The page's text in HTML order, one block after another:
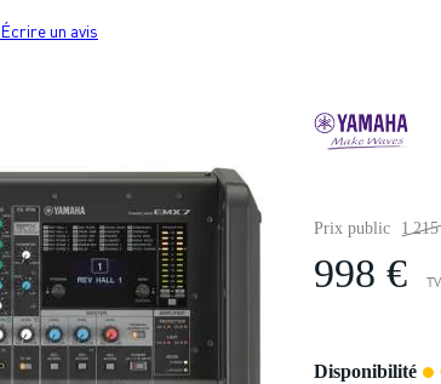
Écrire un avis
Prix public 1
998 €
Disponibilité